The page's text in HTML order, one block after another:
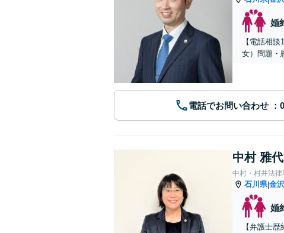
婚
【電話相
女）問題・
電話でお問い合わせ
中村 雅代
中村・村井法律
石川県|金
婚
【弁護士